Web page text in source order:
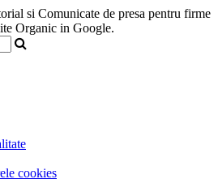
si Comunicate de presa pentru firme
Organic in Google.
cookies